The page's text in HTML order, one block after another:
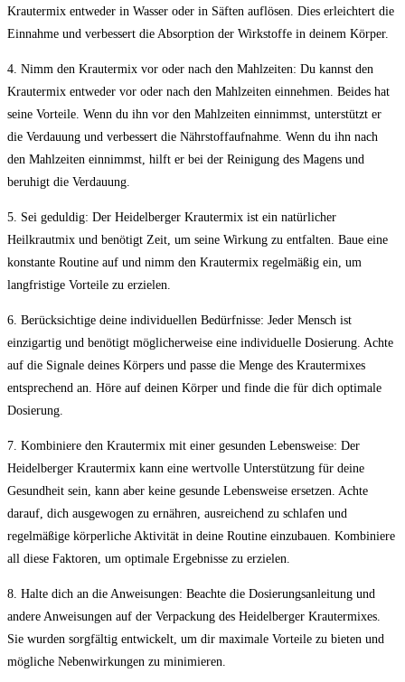
Krautermix entweder in Wasser oder in Säften auflösen. Dies erleichtert⁣ die
Einnahme und verbessert die Absorption der Wirkstoffe in deinem Körper.
4. Nimm den Krautermix vor oder nach den Mahlzeiten: Du kannst den
Krautermix entweder vor oder nach den Mahlzeiten einnehmen.‍ Beides hat
seine Vorteile. Wenn du ihn vor den Mahlzeiten einnimmst, unterstützt er
die⁢ Verdauung und verbessert⁤ die Nährstoffaufnahme. ‌Wenn du ihn ⁣nach
den Mahlzeiten‍ einnimmst, hilft er ⁤bei der Reinigung des‌ Magens und
beruhigt ‍die Verdauung.
5. Sei geduldig: Der Heidelberger Krautermix ist ein natürlicher
Heilkrautmix und benötigt Zeit, um seine‍ Wirkung zu entfalten. ⁢Baue ⁣eine
konstante Routine auf und nimm den Krautermix regelmäßig‍ ein, um
langfristige Vorteile zu erzielen.
6. Berücksichtige deine individuellen Bedürfnisse:⁢ Jeder Mensch ist
einzigartig und ‍benötigt ⁢möglicherweise eine individuelle Dosierung. Achte
auf die Signale deines Körpers und passe die Menge des Krautermixes
entsprechend an. Höre auf deinen​ Körper und finde die für dich optimale
Dosierung.
7. Kombiniere den Krautermix mit einer gesunden Lebensweise: Der
Heidelberger Krautermix ‍kann eine​ wertvolle Unterstützung ⁢für deine
Gesundheit sein, kann aber keine gesunde Lebensweise ersetzen. Achte
darauf, dich ausgewogen zu ⁣ernähren, ausreichend ⁤zu schlafen und
regelmäßige körperliche Aktivität ‌in deine Routine einzubauen.⁢ Kombiniere
all diese Faktoren,⁢ um optimale Ergebnisse zu ⁢erzielen.
8. Halte dich an⁣ die Anweisungen: Beachte die Dosierungsanleitung und
andere⁢ Anweisungen auf der Verpackung des Heidelberger Krautermixes.
⁤Sie wurden sorgfältig⁢ entwickelt, um dir⁢ maximale Vorteile zu bieten und
mögliche Nebenwirkungen‌ zu minimieren.